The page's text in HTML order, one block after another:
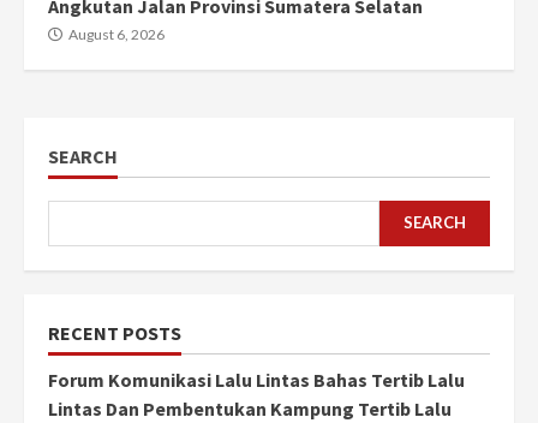
Angkutan Jalan Provinsi Sumatera Selatan
August 6, 2026
SEARCH
SEARCH
RECENT POSTS
Forum Komunikasi Lalu Lintas Bahas Tertib Lalu
Lintas Dan Pembentukan Kampung Tertib Lalu